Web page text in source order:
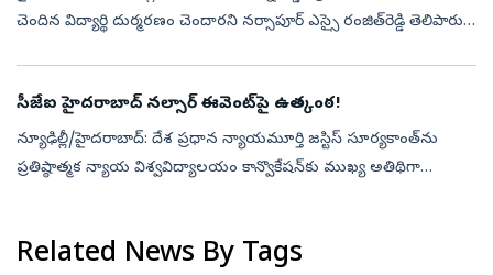
చెందిన విద్యార్థి దుర్మరణం చెందారని నర్సాపూర్‌ ఎస్సై రంజిత్‌రెడ్డి తెలిపారు.
సీజేఐ హైదరాబాద్‌ నల్సార్‌ ఈవెంట్‌పై ఉత్కంఠ!
న్యూఢిల్లీ/హైదరాబాద్‌: దేశ ప్రధాన న్యాయమూర్తి జస్టిస్‌ సూర్యకాంత్‌ను
ప్రతిష్ఠాత్మక న్యాయ విశ్వవిద్యాలయం కాన్వొకేషన్‌కు ముఖ్య అతిథిగా
Related News By Tags